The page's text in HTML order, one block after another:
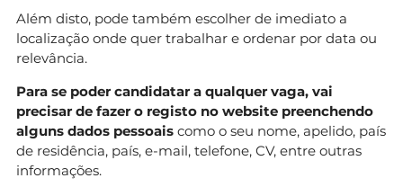
Além disto, pode também escolher de imediato a
localização onde quer trabalhar e ordenar por data ou
relevância.
Para se poder candidatar a qualquer vaga, vai
precisar de fazer o registo no website preenchendo
alguns dados pessoais como o seu nome, apelido, país
de residência, país, e-mail, telefone, CV, entre outras
informações.